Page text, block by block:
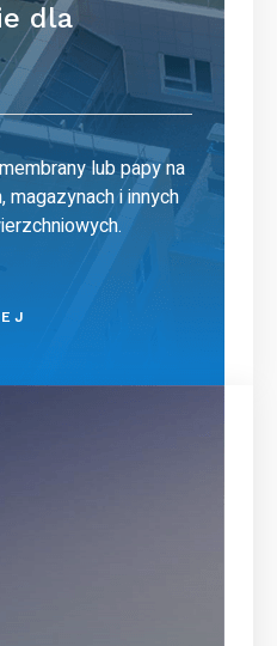
dla
lub papy na
magazynach i innych